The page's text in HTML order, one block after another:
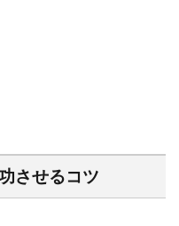
させるコツ